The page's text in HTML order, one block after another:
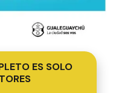
ES SOLO